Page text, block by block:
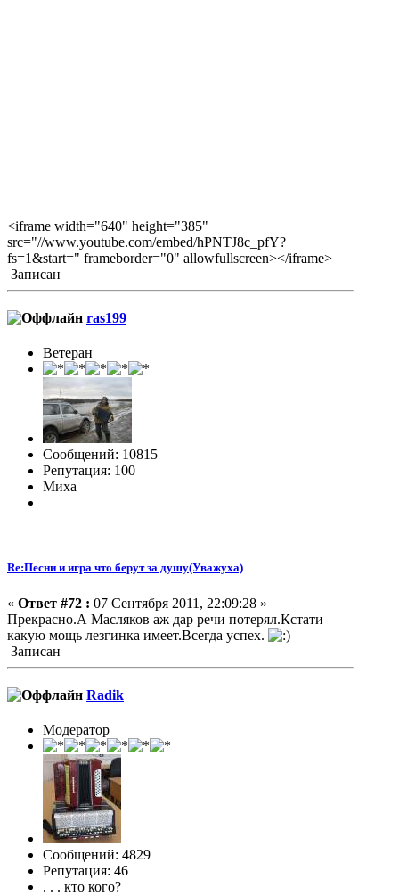
<iframe width="640" height="385"
src="//www.youtube.com/embed/hPNTJ8c_pfY?
fs=1&start=" frameborder="0" allowfullscreen></iframe>
Записан
ras199
Ветеран
Сообщений: 10815
Репутация: 100
Миха
Re:Песни и игра что берут за душу(Уважуха)
« Ответ #72 : 07 Сентября 2011, 22:09:28 »
Прекрасно.А Масляков аж дар речи потерял.Кстати
какую мощь лезгинка имеет.Всегда успех.
Записан
Radik
Модератор
Сообщений: 4829
Репутация: 46
. . . кто кого?